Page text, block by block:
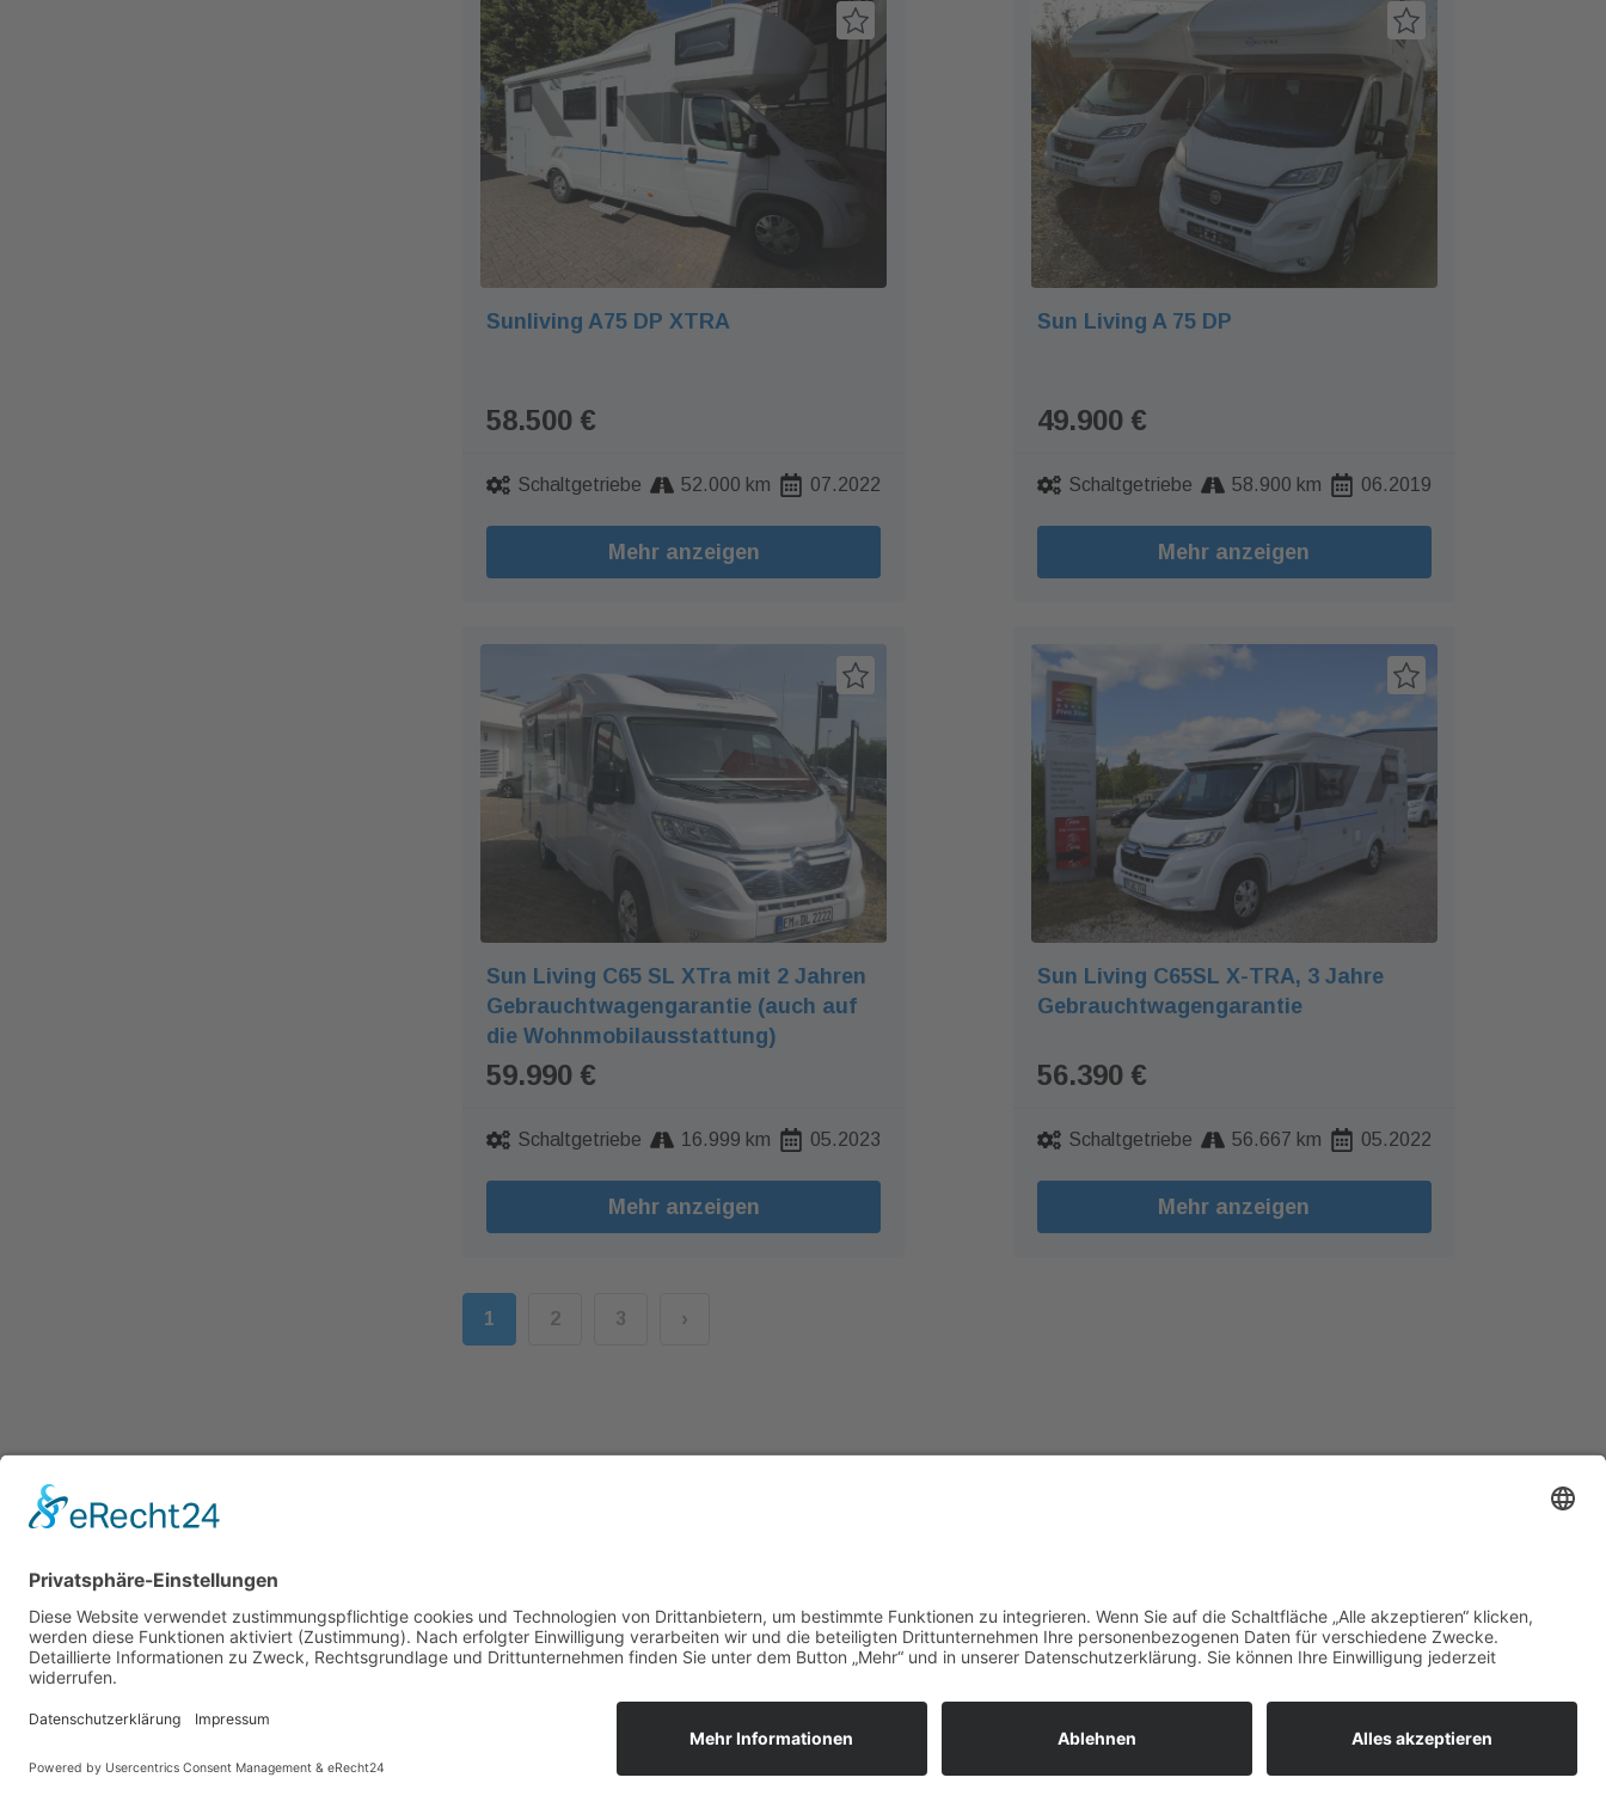
Sunliving A75 DP XTRA
58.500 €
Schaltgetriebe 52.000 km 07.2022
Mehr anzeigen
Sun Living A 75 DP
49.900 €
Schaltgetriebe 58.900 km 06.2019
Mehr anzeigen
Sun Living C65 SL XTra mit 2 Jahren
Gebrauchtwagengarantie (auch auf
die Wohnmobilausstattung)
59.990 €
Schaltgetriebe 16.999 km 05.2023
Mehr anzeigen
Sun Living C65SL X-TRA, 3 Jahre
Gebrauchtwagengarantie
56.390 €
Schaltgetriebe 56.667 km 05.2022
Mehr anzeigen
1 2 3 ›
Deutscher Caravan Verband AGB Datenschutz Impressum